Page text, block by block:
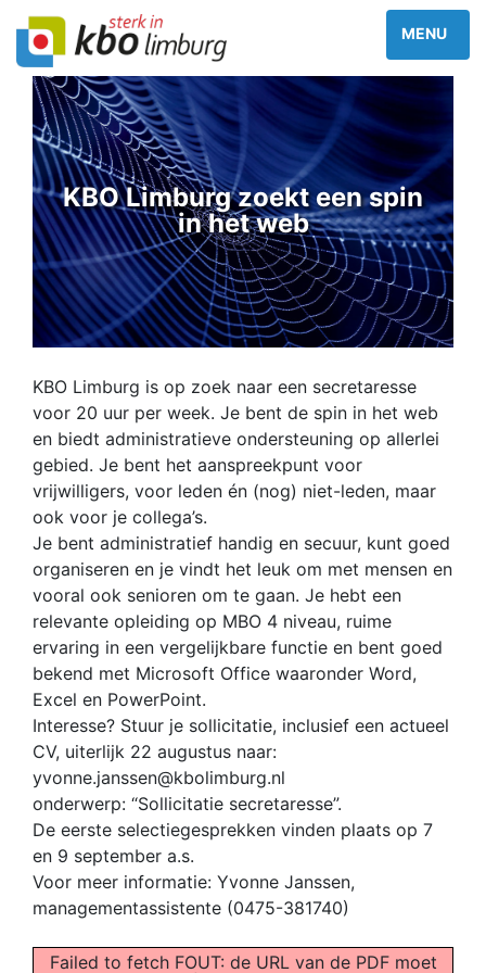
KBO Limburg zoekt een spin
in het web
KBO Limburg is op zoek naar een secretaresse
voor 20 uur per week. Je bent de spin in het web
en biedt administratieve ondersteuning op allerlei
gebied. Je bent het aanspreekpunt voor
vrijwilligers, voor leden én (nog) niet-leden, maar
ook voor je collega’s.
Je bent administratief handig en secuur, kunt goed
organiseren en je vindt het leuk om met mensen en
vooral ook senioren om te gaan. Je hebt een
relevante opleiding op MBO 4 niveau, ruime
ervaring in een vergelijkbare functie en bent goed
bekend met Microsoft Office waaronder Word,
Excel en PowerPoint.
Interesse? Stuur je sollicitatie, inclusief een actueel
CV, uiterlijk 22 augustus naar:
yvonne.janssen@kbolimburg.nl
onderwerp: “Sollicitatie secretaresse”.
De eerste selectiegesprekken vinden plaats op 7
en 9 september a.s.
Voor meer informatie: Yvonne Janssen,
managementassistente (0475-381740)
Failed to fetch FOUT: de URL van de PDF moet